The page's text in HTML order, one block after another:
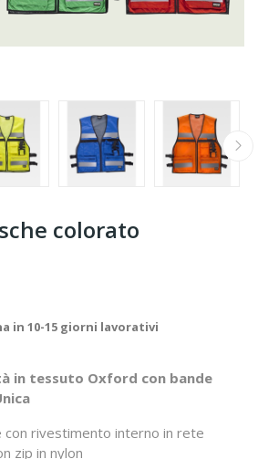
colorato
in 10-15 giorni lavorativi
in tessuto Oxford con bande
rivestimento interno in rete
zip in nylon